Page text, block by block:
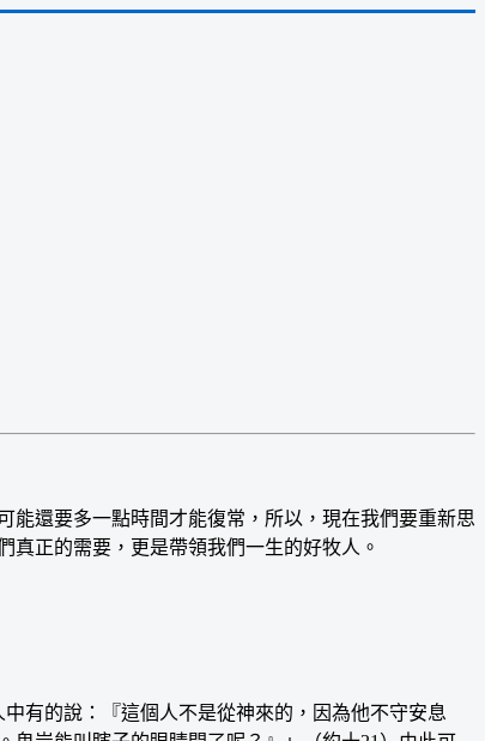
還要多一點時間才能復常，所以，現在我們要重新思
正的需要，更是帶領我們一生的好牧人。
有的說：『這個人不是從神來的，因為他不守安息